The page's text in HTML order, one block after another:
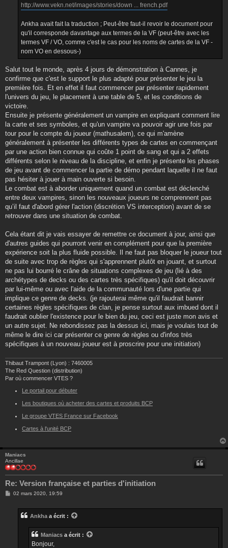
http://www.vekn.net/images/stories/down ... french.pdf
Ankha avait fait la traduction ; Peut-être faut-il revoir le document pour
qu'il corresponde davantage aux termes de la VF (peut-être avec les
termes VF / VO, comme c'est le cas pour les noms de cartes de la VF -
nom VO en dessous-)
Salut tout le monde, après 4 jours de démonstration à Cannes, je
confirme que c'est le support le plus adapté pour présenter le jeu la
première fois. Et en effet il faut commencer par présenter rapidement
l'univers du jeu, le placement à une table de 5, et les conditions de
victoire.
Ensuite je présente généralement un vampire en expliquant comment lire
la carte et ses symboles, et qu'un vampire va pouvoir agir une fois par
tour pour le compte du joueur (mathusalem), ce qui m'amène
généralement à présenter les différents types de cartes en commençant
par une action bien connue qui coûte 1 point de sang et qui a 2 effets
différents selon le niveau de la discipline, et enfin je présente les phases
de jeu avant de commencer la partie de démo pendant laquelle il ne faut
pas hésiter à jouer à main ouverte si besoin.
Le combat est à aborder uniquement quand un combat est déclenché
entre deux vampires, sinon les nouveaux joueurs ne comprennent pas
qu’il faut d'abord gérer l'action (discrétion VS interception) avant de se
retrouver dans une situation de combat.
Cela étant dit je vais essayer de remettre ce document à jour, ainsi que
d'autres guides qui pourront venir en complément pour que la première
expérience soit la plus fluide possible. Il ne faut pas bloquer le joueur tout
de suite avec trop de règles qui s'apprennent plutôt en jouant, et surtout
ne pas lui bourré le crâne de situations complexes de jeu (lié à des
archétypes de decks ou des cartes très spécifiques) qu'il doit découvrir
par lui-même ou avec l'aide de la communauté lors d'une partie qui
implique ce genre de decks. (je rajouterai même qu'il faudrait bannir
certaines règles spécifiques de clan, je pense surtout aux imbued dont il
faudrait oublier l'existence pour le bien du jeu, ceci est juste mon avis et
un autre sujet. Ne rebondissez pas la dessus ici, mais je voulais tout de
même le dire ici car présenter ce genre de règles ou d'infos très
spécifiques à un nouveau joueur est à proscrire pour une initiation)
Thibaut Trampont (Lyon) : 7460005
The Red Question (distribution)
Par où commencer VTES ?
Le portail pour débuter
Les boutiques où acheter des cartes et produits BCP
Le groupe VTES France sur Facebook
Cartes à l'unité BCP
Maniacs
Ancillae
Re: Version française et parties d'initiation
M02 mars 2020, 19:59
Ankha a écrit :
Maniacs a écrit :
Bonjour,